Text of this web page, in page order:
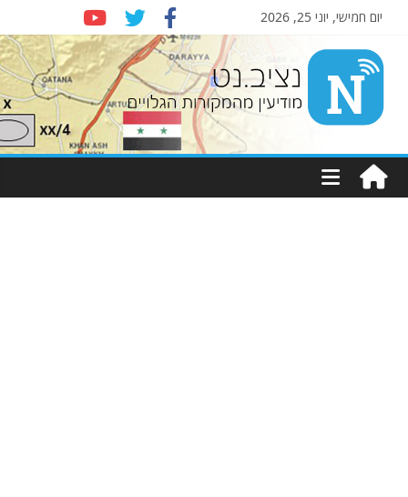
יום חמישי, יוני 25, 2026
Nziv.net
מודיעין
מהמקורות